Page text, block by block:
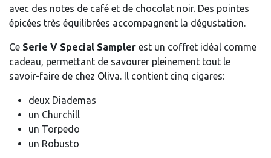
avec des notes de café et de chocolat noir. Des pointes
épicées très équilibrées accompagnent la dégustation.
Ce Serie V Special Sampler est un coffret idéal comme
cadeau, permettant de savourer pleinement tout le
savoir-faire de chez Oliva. Il contient cinq cigares:
deux Diademas
un Churchill
un Torpedo
un Robusto